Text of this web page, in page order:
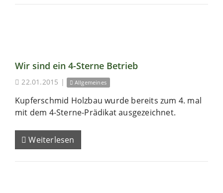
Wir sind ein 4-Sterne Betrieb
22.01.2015 | Allgemeines
Kupferschmid Holzbau wurde bereits zum 4. mal
mit dem 4-Sterne-Prädikat ausgezeichnet.
Weiterlesen